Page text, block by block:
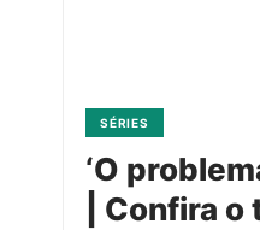
SÉRIES
‘O
| Confira